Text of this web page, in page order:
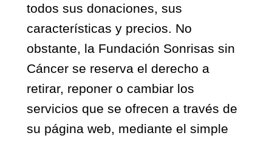
todos sus donaciones, sus
características y precios. No
obstante, la Fundación Sonrisas sin
Cáncer se reserva el derecho a
retirar, reponer o cambiar los
servicios que se ofrecen a través de
su página web, mediante el simple